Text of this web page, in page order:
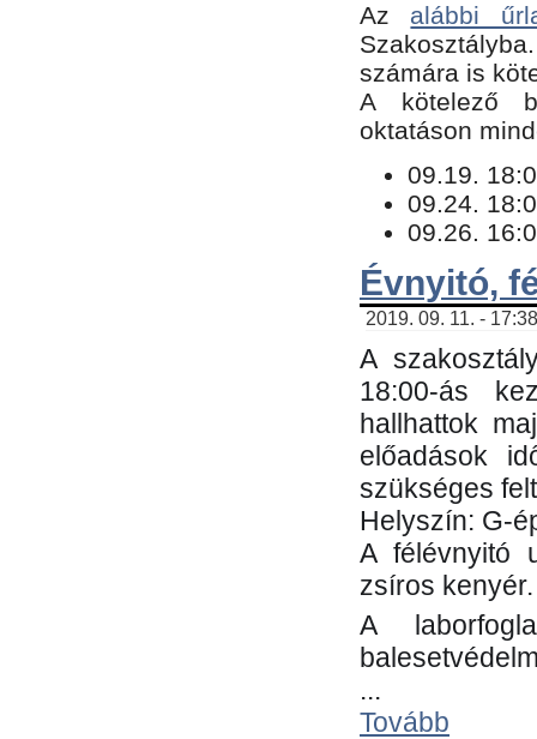
Az alábbi
számára is
​A kötelező
oktatáson
09.19.
09.24.
09.26.
Évnyitó,
2019. 09. 11. -
A
18:00-ás
hallhattok
előadások
szükséges
Helyszín: G-
A félévnyitó
zsíros kenyér.
A
...
Tovább